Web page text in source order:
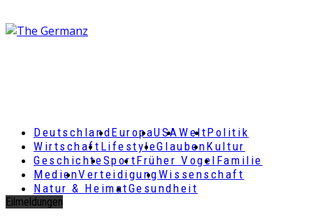
DeutschlandEuropaUSAWeltPolitik
Wirtschaft LifestyleGlaubenKultur
GeschichteSportFrüher Vogel Familie
MedienVerteidigungWissenschaft
Natur & HeimatGesundheit
Eilmeldungen